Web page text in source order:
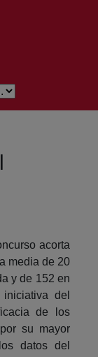
acorta
media de 20
y de 152 en
del
de los
su mayor
datos del